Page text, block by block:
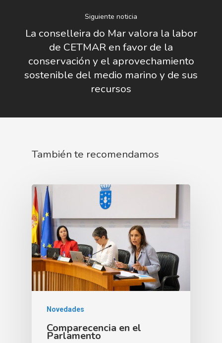
Siguiente noticia
La conselleira do Mar valora la labor
de CETMAR en favor de la
conservación y el aprovechamiento
sostenible del medio marino y de sus
recursos
También te recomendamos
Novedades
Comparecencia en el
Parlamento